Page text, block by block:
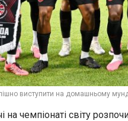
виступити на домашньому
на чемпіонаті світу